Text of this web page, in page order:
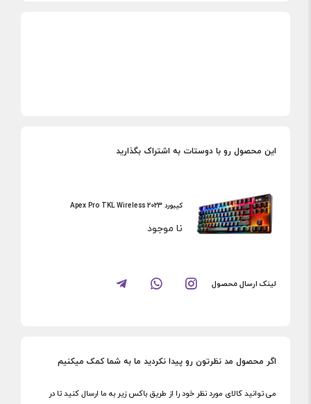
این محصول رو با دوستات به اشتراک بگذارید
کیبورد Apex Pro TKL Wireless 2023
نا موجود
لینک ارسال محصول
اگر محصول مد نظرتون رو پیدا نکردید ما به شما کمک میکنیم
می توانید کالای مورد نظر خود را از طریق باکس زیر به ما ارسال کنید تا در